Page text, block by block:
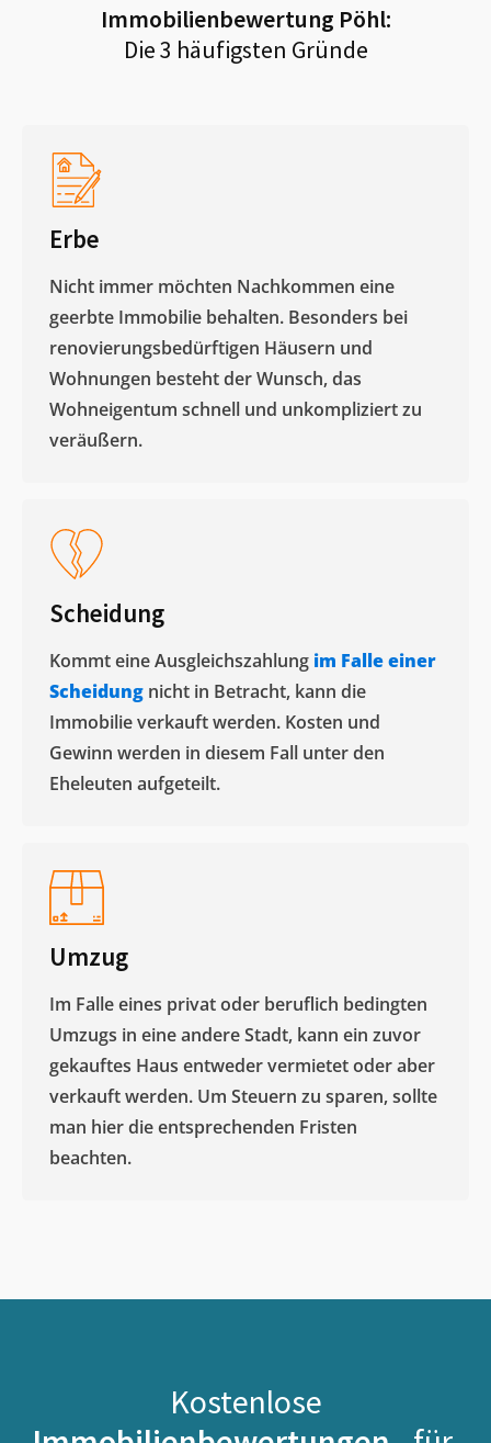
Immobilienbewertung Pöhl:
Die 3 häufigsten Gründe
Erbe
Nicht immer möchten Nachkommen eine
geerbte Immobilie behalten. Besonders bei
renovierungsbedürftigen Häusern und
Wohnungen besteht der Wunsch, das
Wohneigentum schnell und unkompliziert zu
veräußern. ​
Scheidung
Kommt eine Ausgleichszahlung im Falle einer
Scheidung nicht in Betracht, kann die
Immobilie verkauft werden. Kosten und
Gewinn werden in diesem Fall unter den
Eheleuten aufgeteilt.​
Umzug
Im Falle eines privat oder beruflich bedingten
Umzugs in eine andere Stadt, kann ein zuvor
gekauftes Haus entweder vermietet oder aber
verkauft werden. Um Steuern zu sparen, sollte
man hier die entsprechenden Fristen
beachten.
Kostenlose